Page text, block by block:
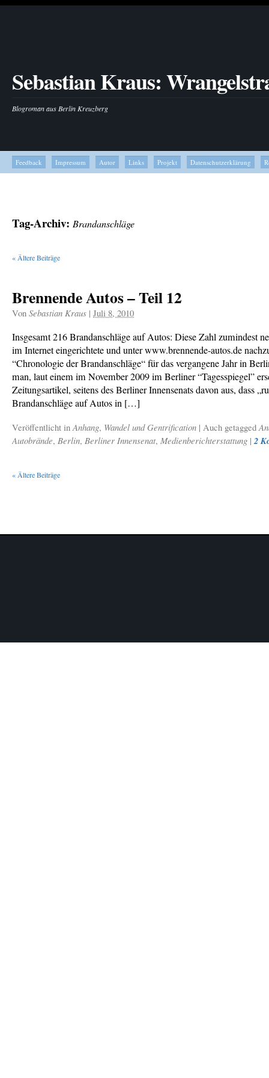
Sebastian Kraus:
Blogroman aus Berlin Kreuzberg
Feedback Impressum Autor Links Projekt Datenschutzerklärung
Tag-Archiv: Brandanschläge
« Ältere Beiträge
Brennende Autos – Teil 12
Von Sebastian Kraus | Juli 8, 2010
Insgesamt 216 Brandanschläge auf Autos: Diese Zahl zumindest
im Internet eingerichtete und unter www.brennende-autos.de
“Chronologie der Brandanschläge“ für das vergangene Jahr in
man, laut einem im November 2009 im Berliner “Tagesspiegel”
Zeitungsartikel, seitens des Berliner Innensenats davon aus, dass
Brandanschläge auf Autos in […]
Veröffentlicht inAnhang, Wandel und Gentrification | Auch getagged
Autobrände, Berlin, Berliner Innensenat, Medienberichterstattung | 2
« Ältere Beiträge